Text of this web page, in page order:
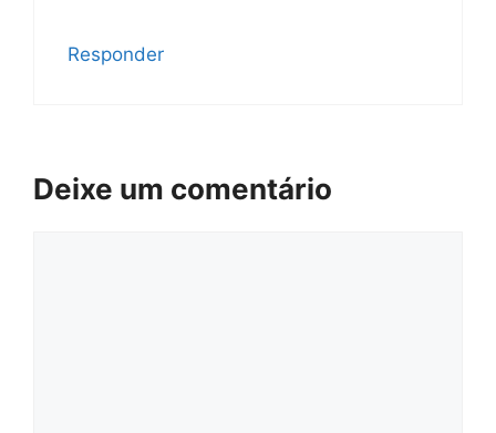
Responder
Deixe um comentário